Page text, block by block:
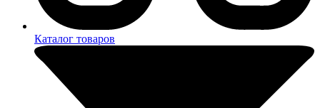
Каталог товаров